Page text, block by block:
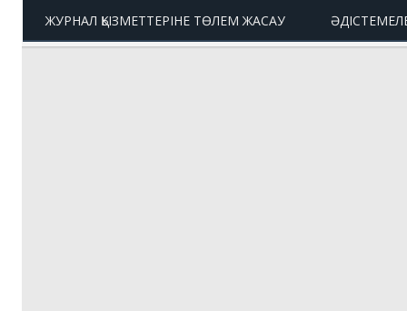
ЖУРНАЛ ҚЫЗМЕТТЕРІНЕ ТӨЛЕМ ЖАСАУ